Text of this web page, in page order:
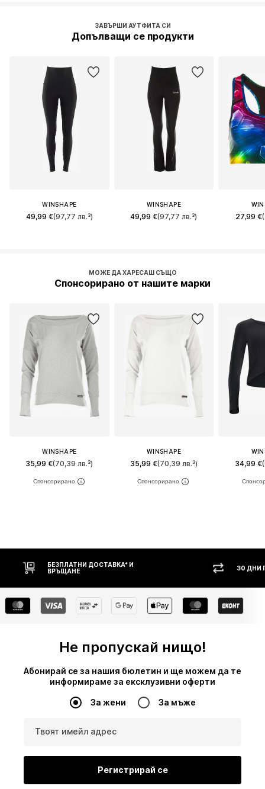
ЗАВЪРШИ АУТФИТА СИ
Допълващи се продукти
WINSHAPE
49,99 €(97,77 лв.³)
WINSHAPE
49,99 €(97,77 лв.³) 27,99 €
МОЖЕ ДА ХАРЕСАШ СЪЩО
Спонсорирано от нашите марки
WINSHAPE
35,99 €(70,39 лв.³)
WINSHAPE
35,99 €(70,39 лв.³) 34,99 €
30 ДНИ ПРАВО НА ВРЪЩАНЕ
Не пропускай нищо!
Абонирай се за нашия бюлетин и ще можем да те
информираме за ексклузивни оферти
За жени За мъже
Твоят имейл адрес
Регистрирай се